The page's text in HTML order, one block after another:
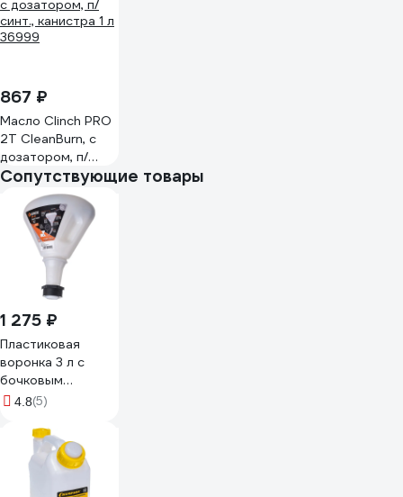
867 ₽
Масло Clinch PRO
2Т CleanBurn, с
дозатором, п/
синт., канистра 1 л
Сопутствующие товары
1 275 ₽
Пластиковая
воронка 3 л с
бочковым
адаптером GROZ
4.8(5)